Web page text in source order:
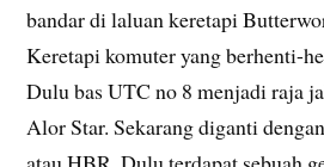
bandar di laluan keretapi
Keretapi komuter yang berhenti-
Dulu bas UTC no 8 menjadi raja
Alor Star. Sekarang diganti